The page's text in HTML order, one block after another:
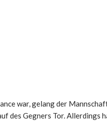
war, gelang der
des Gegners Tor. Allerdings